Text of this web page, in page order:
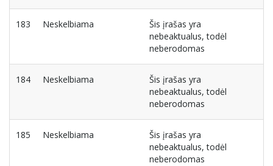
183 Neskelbiama
Šis įrašas yra
nebeaktualus, todėl
neberodomas
184 Neskelbiama
Šis įrašas yra
nebeaktualus, todėl
neberodomas
185 Neskelbiama
Šis įrašas yra
nebeaktualus, todėl
neberodomas